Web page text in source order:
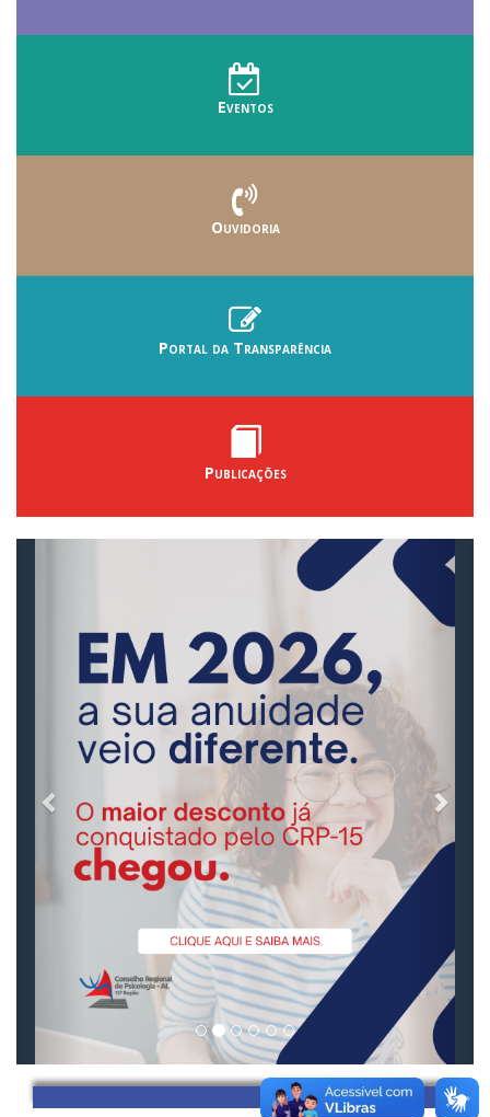
Eventos
Ouvidoria
Portal da Transparência
Publicações